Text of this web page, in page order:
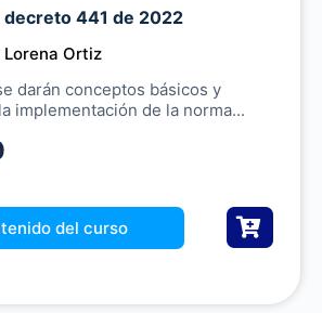
u
e
441 de 2022
Ortiz
darán conceptos básicos y
implementación de la norma...
del curso